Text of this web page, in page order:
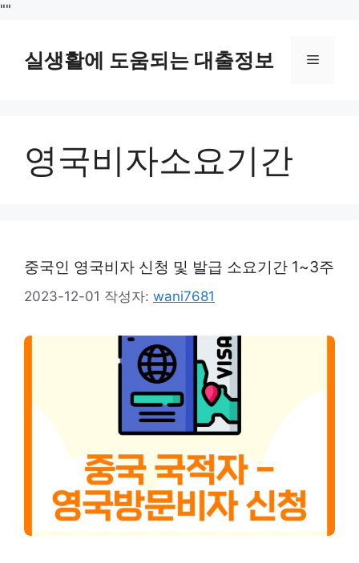
""
실생활에 도움되는 대출정보 메
영국비자소요기간
중국인 영국비자 신청 및 발급 소요기간 1~3주
2023-12-01 작성자: wani7681